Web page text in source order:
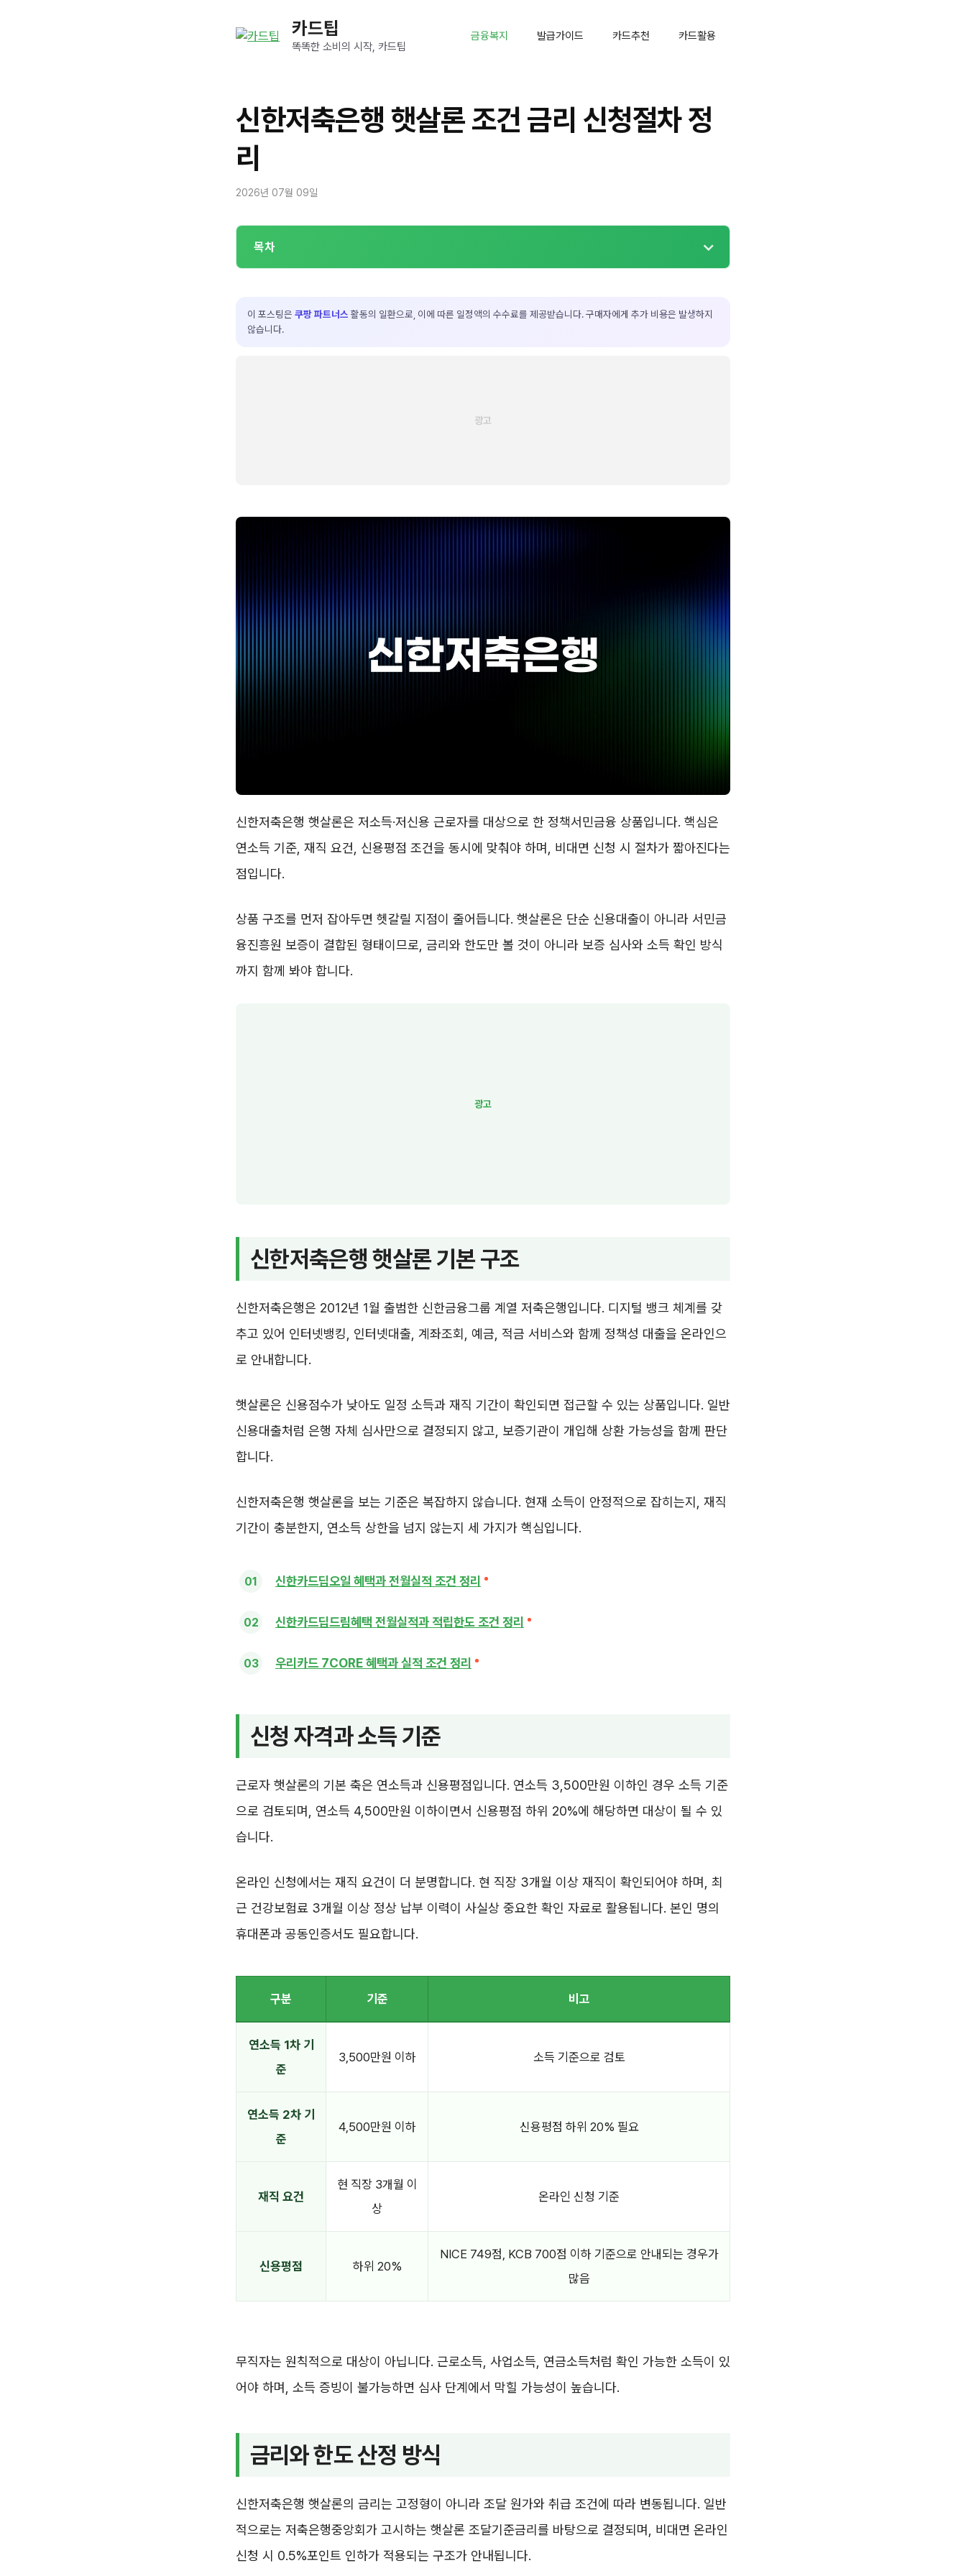
카드팁
똑똑한 소비의 시작, 카드팁
금융복지 발급가이드 카드추천 카드활용
신한저축은행 햇살론 조건 금리 신청절차 정
리
2026년 07월 09일
목차
이 포스팅은 쿠팡 파트너스 활동의 일환으로, 이에 따른 일정액의 수수료를 제공받습니다. 구매자에게 추가 비용은 발생하지
않습니다.
신한저축은행 햇살론은 저소득·저신용 근로자를 대상으로 한 정책서민금융 상품입니다. 핵심은
연소득 기준, 재직 요건, 신용평점 조건을 동시에 맞춰야 하며, 비대면 신청 시 절차가 짧아진다는
점입니다.
상품 구조를 먼저 잡아두면 헷갈릴 지점이 줄어듭니다. 햇살론은 단순 신용대출이 아니라 서민금
융진흥원 보증이 결합된 형태이므로, 금리와 한도만 볼 것이 아니라 보증 심사와 소득 확인 방식
까지 함께 봐야 합니다.
신한저축은행 햇살론 기본 구조
신한저축은행은 2012년 1월 출범한 신한금융그룹 계열 저축은행입니다. 디지털 뱅크 체계를 갖
추고 있어 인터넷뱅킹, 인터넷대출, 계좌조회, 예금, 적금 서비스와 함께 정책성 대출을 온라인으
로 안내합니다.
햇살론은 신용점수가 낮아도 일정 소득과 재직 기간이 확인되면 접근할 수 있는 상품입니다. 일반
신용대출처럼 은행 자체 심사만으로 결정되지 않고, 보증기관이 개입해 상환 가능성을 함께 판단
합니다.
신한저축은행 햇살론을 보는 기준은 복잡하지 않습니다. 현재 소득이 안정적으로 잡히는지, 재직
기간이 충분한지, 연소득 상한을 넘지 않는지 세 가지가 핵심입니다.
신한카드딥오일 혜택과 전월실적 조건 정리
신한카드딥드림혜택 전월실적과 적립한도 조건 정리
우리카드 7CORE 혜택과 실적 조건 정리
신청 자격과 소득 기준
근로자 햇살론의 기본 축은 연소득과 신용평점입니다. 연소득 3,500만원 이하인 경우 소득 기준
으로 검토되며, 연소득 4,500만원 이하이면서 신용평점 하위 20%에 해당하면 대상이 될 수 있
습니다.
온라인 신청에서는 재직 요건이 더 분명합니다. 현 직장 3개월 이상 재직이 확인되어야 하며, 최
근 건강보험료 3개월 이상 정상 납부 이력이 사실상 중요한 확인 자료로 활용됩니다. 본인 명의
휴대폰과 공동인증서도 필요합니다.
구분 기준 비고
연소득 1차 기
준
3,500만원 이하 소득 기준으로 검토
연소득 2차 기
준
4,500만원 이하 신용평점 하위 20% 필요
재직 요건
현 직장 3개월 이
상
온라인 신청 기준
신용평점 하위 20%
NICE 749점, KCB 700점 이하 기준으로 안내되는 경우가
많음
무직자는 원칙적으로 대상이 아닙니다. 근로소득, 사업소득, 연금소득처럼 확인 가능한 소득이 있
어야 하며, 소득 증빙이 불가능하면 심사 단계에서 막힐 가능성이 높습니다.
금리와 한도 산정 방식
신한저축은행 햇살론의 금리는 고정형이 아니라 조달 원가와 취급 조건에 따라 변동됩니다. 일반
적으로는 저축은행중앙회가 고시하는 햇살론 조달기준금리를 바탕으로 결정되며, 비대면 온라인
신청 시 0.5%포인트 인하가 적용되는 구조가 안내됩니다.